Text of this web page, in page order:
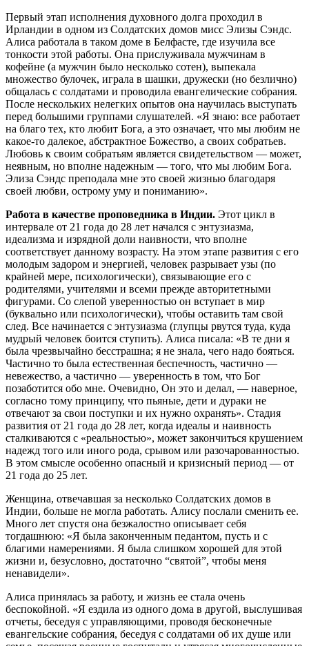
Первый этап исполнения духовного долга проходил в
Ирландии в одном из Солдатских домов мисс Элизы Сэндс.
Алиса работала в таком доме в Белфасте, где изучила все
тонкости этой работы. Она прислуживала мужчинам в
кофейне (а мужчин было несколько сотен), выпекала
множество булочек, играла в шашки, дружески (но безлично)
общалась с солдатами и проводила евангелические собрания.
После нескольких нелегких опытов она научилась выступать
перед большими группами слушателей. «Я знаю: все работает
на благо тех, кто любит Бога, а это означает, что мы любим не
какое-то далекое, абстрактное Божество, а своих собратьев.
Любовь к своим собратьям является свидетельством — может,
неявным, но вполне надежным — того, что мы любим Бога.
Элиза Сэндс преподала мне это своей жизнью благодаря
своей любви, острому уму и пониманию».
Работа в качестве проповедника в Индии. Этот цикл в
интервале от 21 года до 28 лет начался с энтузиазма,
идеализма и изрядной доли наивности, что вполне
соответствует данному возрасту. На этом этапе развития с его
молодым задором и энергией, человек разрывает узы (по
крайней мере, психологически), связывающие его с
родителями, учителями и всеми прежде авторитетными
фигурами. Со слепой уверенностью он вступает в мир
(буквально или психологически), чтобы оставить там свой
след. Все начинается с энтузиазма (глупцы рвутся туда, куда
мудрый человек боится ступить). Алиса писала: «В те дни я
была чрезвычайно бесстрашна; я не знала, чего надо бояться.
Частично то была естественная беспечность, частично —
невежество, а частично — уверенность в том, что Бог
позаботится обо мне. Очевидно, Он это и делал, — наверное,
согласно тому принципу, что пьяные, дети и дураки не
отвечают за свои поступки и их нужно охранять». Стадия
развития от 21 года до 28 лет, когда идеалы и наивность
сталкиваются с «реальностью», может закончиться крушением
надежд того или иного рода, срывом или разочарованностью.
В этом смысле особенно опасный и кризисный период — от
21 года до 25 лет.
Женщина, отвечавшая за несколько Солдатских домов в
Индии, больше не могла работать. Алису послали сменить ее.
Много лет спустя она безжалостно описывает себя
тогдашнюю: «Я была законченным педантом, пусть и с
благими намерениями. Я была слишком хорошей для этой
жизни и, безусловно, достаточно “святой”, чтобы меня
ненавидели».
Алиса принялась за работу, и жизнь ее стала очень
беспокойной. «Я ездила из одного дома в другой, выслушивая
отчеты, беседуя с управляющими, проводя бесконечные
евангельские собрания, беседуя с солдатами об их душе или